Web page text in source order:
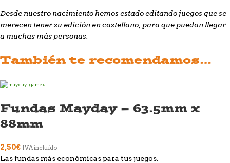
Desde nuestro nacimiento hemos estado editando juegos que se
merecen tener su edición en castellano, para que puedan llegar
a muchas más personas.
También te recomendamos…
Fundas Mayday – 63.5mm x
88mm
2,50€ IVA incluido
Las fundas más económicas para tus juegos.